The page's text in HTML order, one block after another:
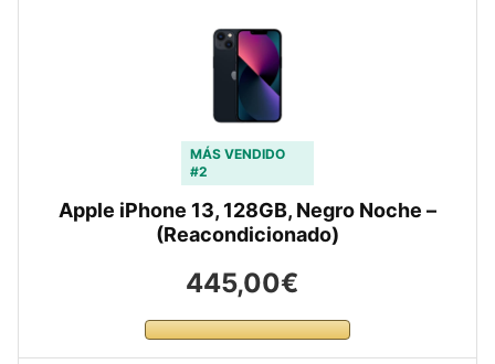
MÁS VENDIDO
#2
Apple iPhone 13, 128GB, Negro Noche –
(Reacondicionado)
445,00€